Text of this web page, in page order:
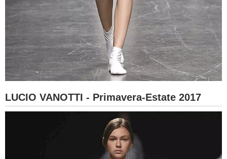
LUCIO VANOTTI - Primavera-Estate 2017